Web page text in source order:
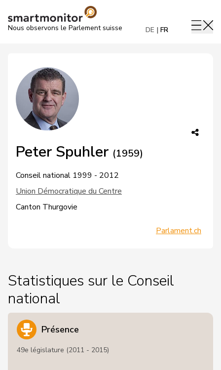
Nous observons le Parlement suisse DE FR
Peter Spuhler (1959)
Conseil national 1999 - 2012
Union Démocratique du Centre
Canton Thurgovie
Parlament.ch
Statistiques sur le Conseil
national
Présence
49e législature (2011 - 2015)